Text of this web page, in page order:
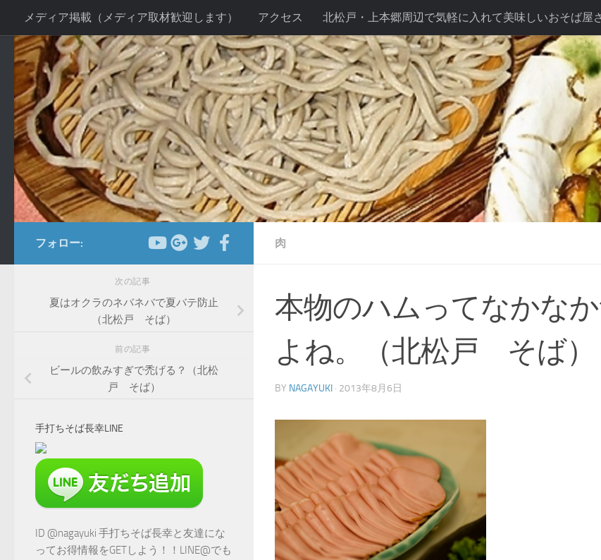
コンテンツへスキップ
メディア掲載（メディア取材歓迎します） アクセス 北松戸・上本郷周辺で気軽に入れて美味しいおそば屋
お客様の声２ 当店の感染症対策について 手打ちそば長幸こだわり テイクアウト ドリンク 七五三
送別会プラン 新年会プラン 忘年会プラン 法事プラン
肉
本物のハムってなかな
よね。（北松戸 そば）
BY NAGAYUKI · 2013年8月6日
フォロー:
次の記事
夏はオクラのネバネバで夏バテ防止
（北松戸 そば）
前の記事
ビールの飲みすぎで禿げる？（北松
戸 そば）
手打ちそば長幸LINE
ID @nagayuki 手打ちそば長幸と友達にな
ってお得情報をGETしよう！！LINE@でも